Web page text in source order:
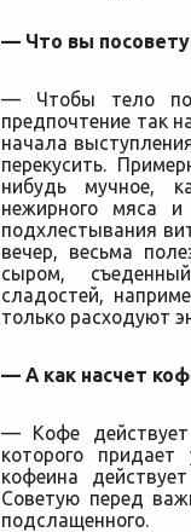
— Что вы
— Чтобы тело
предпочтение так
начала
перекусить.
нибудь мучное,
нежирного мяса и
подхлестывания
вечер, весьма
сыром,
сладостей,
только расходуют
— А как насчет
— Кофе действует
которого
кофеина
Советую перед
подслащенного.